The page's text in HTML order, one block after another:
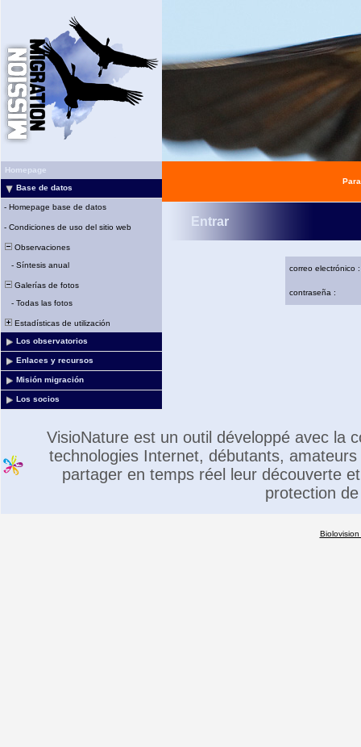
Homepage
Base de datos
- Homepage base de datos
- Condiciones de uso del sitio web
Observaciones
- Síntesis anual
Galerías de fotos
- Todas las fotos
Estadísticas de utilización
Los observatorios
Enlaces y recursos
Misión migración
Los socios
Entrar
correo electrónico :
contraseña :
VisioNature est un outil développé avec la
technologies Internet, débutants,
partager en temps réel leur découverte
protection
Biolovision